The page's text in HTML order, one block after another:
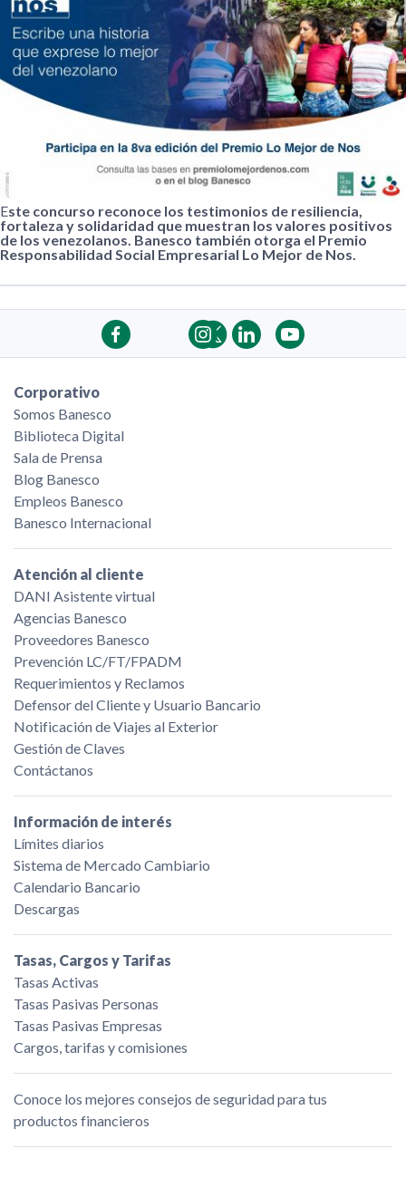
Este concurso reconoce los testimonios de resiliencia,
fortaleza y solidaridad que muestran los valores positivos
de los venezolanos. Banesco también otorga el Premio
Responsabilidad Social Empresarial Lo Mejor de Nos.
Corporativo
Somos Banesco
Biblioteca Digital
Sala de Prensa
Blog Banesco
Empleos Banesco
Banesco Internacional
Atención al cliente
DANI Asistente virtual
Agencias Banesco
Proveedores Banesco
Prevención LC/FT/FPADM
Requerimientos y Reclamos
Defensor del Cliente y Usuario Bancario
Notificación de Viajes al Exterior
Gestión de Claves
Contáctanos
Información de interés
Límites diarios
Sistema de Mercado Cambiario
Calendario Bancario
Descargas
Tasas, Cargos y Tarifas
Tasas Activas
Tasas Pasivas Personas
Tasas Pasivas Empresas
Cargos, tarifas y comisiones
Conoce los mejores consejos de seguridad para tus
productos financieros